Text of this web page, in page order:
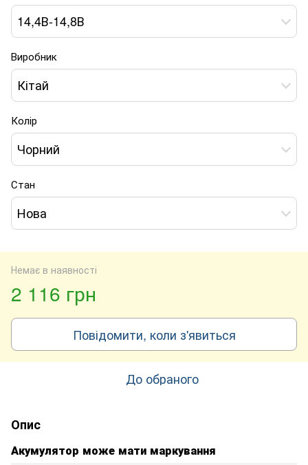
14,4В-14,8В
Виробник
Кітай
Колір
Чорний
Стан
Нова
Немає в наявності
2 116 грн
Повідомити, коли з'явиться
До обраного
Опис
Акумулятор може мати маркування